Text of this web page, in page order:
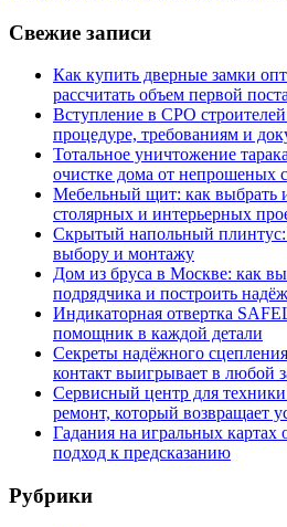
Свежие записи
Как купить дверные замки
рассчитать объем первой
Вступление в СРО
процедуре, требованиям и
Тотальное уничтожение
очистке дома от непрошеных
Мебельный щит: как выбрать
столярных и интерьерных
Скрытый напольный плинтус:
выбору и монтажу
Дом из бруса в Москве: как
подрядчика и построить
Индикаторная отвертка
помощник в каждой детали
Секреты надёжного
контакт выигрывает в любой
Сервисный центр для
ремонт, который возвращает
Гадания на игральных
подход к предсказанию
Рубрики